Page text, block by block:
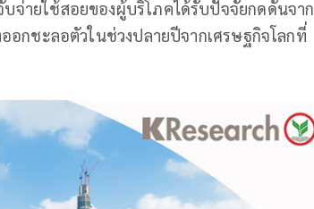
จ่ายใช้สอยของผู้บริโภคได้รับปัจจัยกดดันจาก
อกชะลอตัวในช่วงปลายปีจากเศรษฐกิจโลกที่